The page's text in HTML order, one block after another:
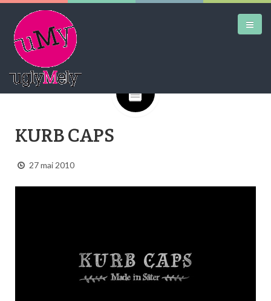
AIRTRAINERPEDIA
Google+
KURB CAPS
27 mai 2010